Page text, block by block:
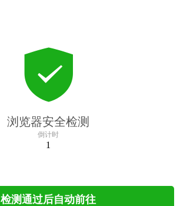
浏览器安全检测
倒计时
1
检测通过后自动前往